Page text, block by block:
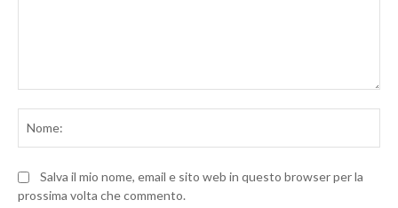
Salva il mio nome, email e sito web in questo browser per la
prossima volta che commento.